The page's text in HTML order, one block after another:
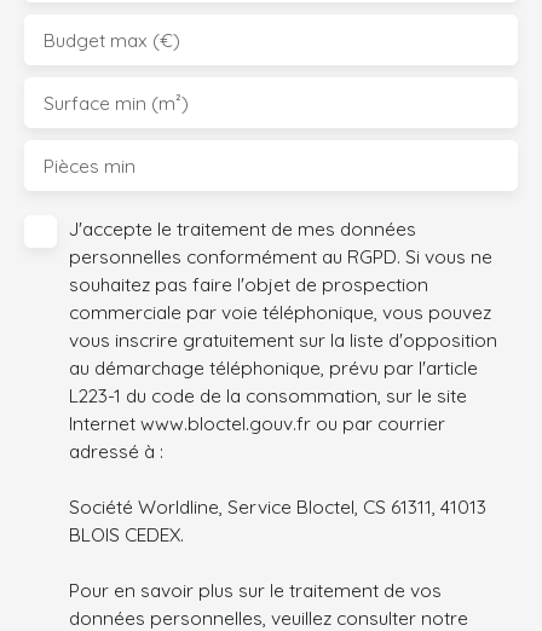
Budget max (€)
Surface min (m²)
Pièces min
J'accepte le traitement de mes données
personnelles conformément au RGPD. Si vous ne
souhaitez pas faire l'objet de prospection
commerciale par voie téléphonique, vous pouvez
vous inscrire gratuitement sur la liste d'opposition
au démarchage téléphonique, prévu par l'article
L223-1 du code de la consommation, sur le site
Internet www.bloctel.gouv.fr ou par courrier
adressé à :
Société Worldline, Service Bloctel, CS 61311, 41013
BLOIS CEDEX.
Pour en savoir plus sur le traitement de vos
données personnelles, veuillez consulter notre